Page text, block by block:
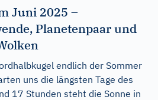
Juni 2025 –
Planetenpaar und
endlich der Sommer
uns die längsten Tage des
17 Stunden steht die Sonne in